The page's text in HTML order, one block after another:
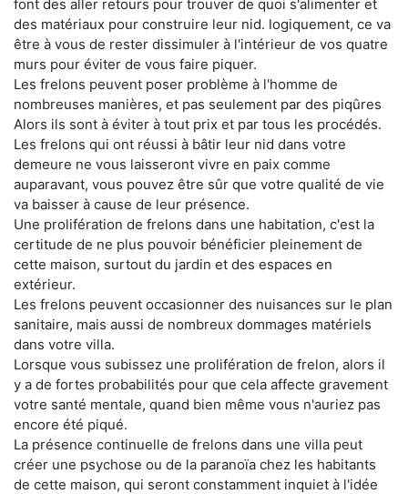
font des aller retours pour trouver de quoi s'alimenter et
des matériaux pour construire leur nid. logiquement, ce va
être à vous de rester dissimuler à l'intérieur de vos quatre
murs pour éviter de vous faire piquer.
Les frelons peuvent poser problème à l'homme de
nombreuses manières, et pas seulement par des piqûres
Alors ils sont à éviter à tout prix et par tous les procédés.
Les frelons qui ont réussi à bâtir leur nid dans votre
demeure ne vous laisseront vivre en paix comme
auparavant, vous pouvez être sûr que votre qualité de vie
va baisser à cause de leur présence.
Une prolifération de frelons dans une habitation, c'est la
certitude de ne plus pouvoir bénéficier pleinement de
cette maison, surtout du jardin et des espaces en
extérieur.
Les frelons peuvent occasionner des nuisances sur le plan
sanitaire, mais aussi de nombreux dommages matériels
dans votre villa.
Lorsque vous subissez une prolifération de frelon, alors il
y a de fortes probabilités pour que cela affecte gravement
votre santé mentale, quand bien même vous n'auriez pas
encore été piqué.
La présence continuelle de frelons dans une villa peut
créer une psychose ou de la paranoïa chez les habitants
de cette maison, qui seront constamment inquiet à l'idée